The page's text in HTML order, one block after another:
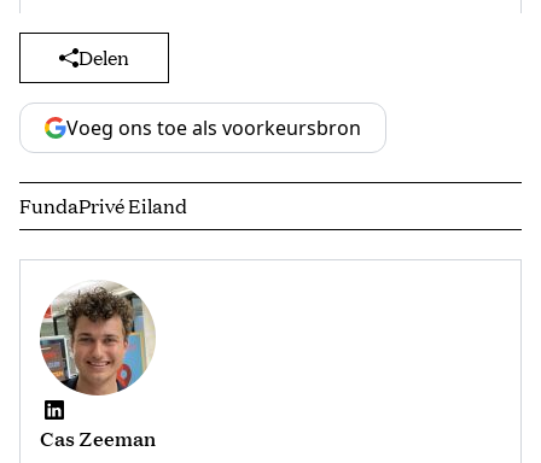
Delen
Voeg ons toe als voorkeursbron
FundaPrivé Eiland
Cas Zeeman